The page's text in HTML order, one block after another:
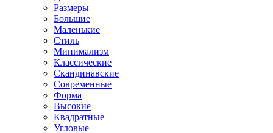
Размеры
Большие
Маленькие
Стиль
Минимализм
Классические
Скандинавские
Современные
Форма
Высокие
Квадратные
Угловые